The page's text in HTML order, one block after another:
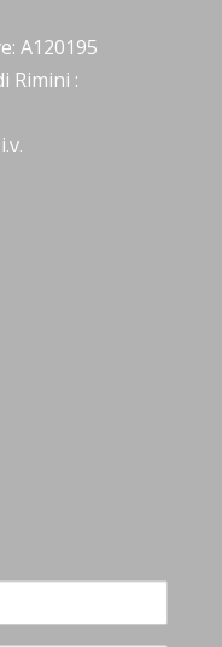
A120195
Rimini :